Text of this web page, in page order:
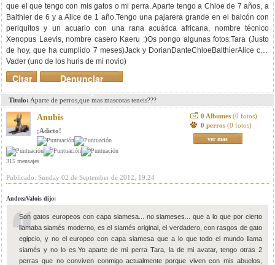
que el que tengo con mis gatos o mi perra. Aparte tengo a Chloe de 7 años, a
Balthier de 6 y a Alice de 1 año.Tengo una pajarera grande en el balcón con
periquitos y un acuario con una rana acuática africana, nombre técnico
Xenopus Laevis, nombre casero Kaeru :)Os pongo algunas fotos:Tara (Justo
de hoy, que ha cumplido 7 meses)Jack y Dorian DanteChloe BalthierAlice con
Vader (uno de los huris de mi novio)
Denunciar
mensaje
Citar
Titulo: Aparte de perros,que mas mascotas teneis???
Anubis
¡Adicto!
315 mensajes
0 Albumes (0 fotos)
0 perros (0 fotos)
ver mas
Publicado: Sunday 02 de September de 2012, 19:24
AndreaValois dijo:
Son gatos europeos con capa siamesa... no siameses... que a lo que por cierto
llamaba siamés moderno, es el siamés original, el verdadero, con rasgos de gato
egipcio, y no el europeo con capa siamesa que a lo que todo el mundo llama
siamés y no lo es.Yo aparte de mi perra Tara, la de mi avatar, tengo otras 2
perras que no conviven conmigo actualmente porque viven con mis abuelos,